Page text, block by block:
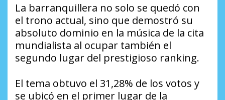
La barranquillera no solo se quedó con
el trono actual, sino que demostró su
absoluto dominio en la música de la cita
mundialista al ocupar también el
segundo lugar del prestigioso ranking.
El tema obtuvo el 31,28% de los votos y
se ubicó en el primer lugar de la